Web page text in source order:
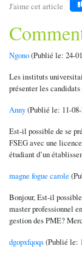
J'aime cet article
Ngono(Publié le: 24-
Les instituts
présenter les
Anny(Publié le: 11-
Est-il possible de se
FSEG avec une
étudiant d’un
magne fogue carole
Bonjour, Est-il
master professionnel
gestion des PME?
dgopxfqoqs(Publié le: